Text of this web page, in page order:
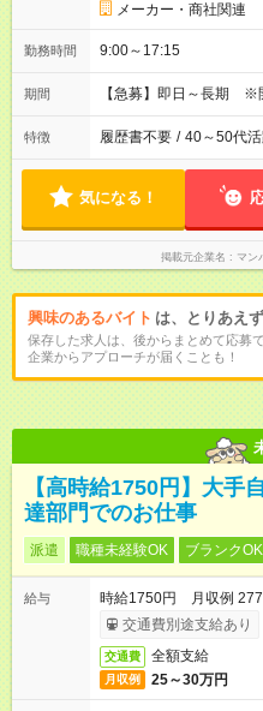
メーカー・商社関連
勤務時間 9:00～17:15
期間 【急募】即日～長期
特徴 履歴書不要 / 40～50代
気になる！
掲載元企業名 マン
興味のあるバイト は、とりあえ
保存した求人は、後からまとめて応募で
企業からアプローチが届くことも！
【高時給1750円】大手
達部門でのお仕事
派遣 職種未経験OK ブランクOK
給与
時給1750円 月収例
交通費別途支給あり
交通費 全額支給
月収例 25～30万円